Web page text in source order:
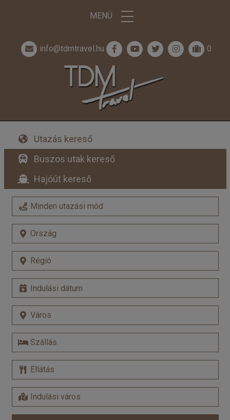
MENÜ
info@tdmtravel.hu 0
Utazás kereső
Buszos utak kereső
Hajóút kereső